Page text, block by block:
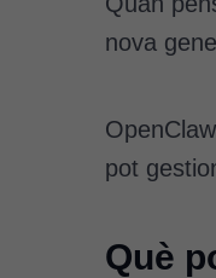
nova
pot
Què